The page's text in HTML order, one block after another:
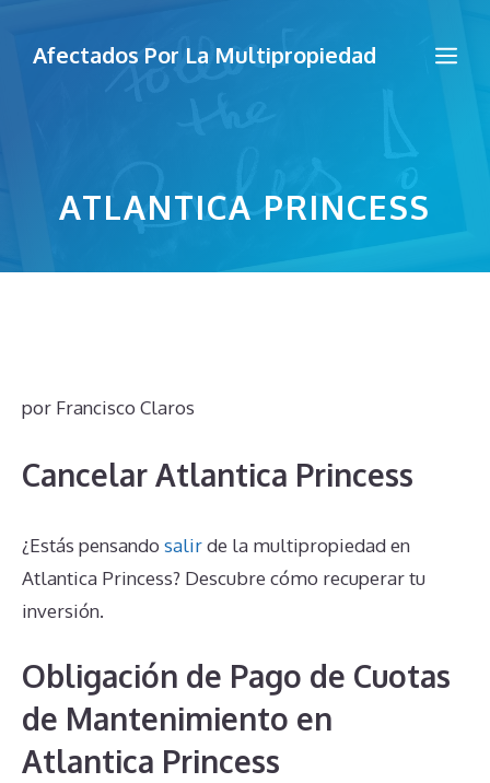
Afectados Por La Multipropiedad
ATLANTICA PRINCESS
por Francisco Claros
Cancelar Atlantica Princess
¿Estás pensando salirde la multipropiedad en
Atlantica Princess? Descubre cómo recuperar tu
inversión.
Obligación de Pago de Cuotas
de Mantenimiento en
Atlantica Princess